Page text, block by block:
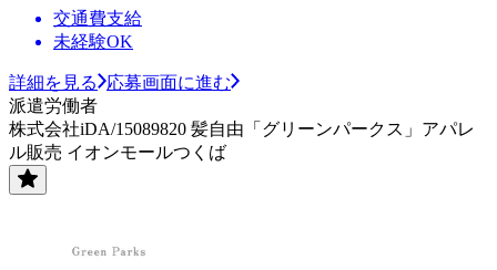
交通費支給
未経験OK
詳細を見る
応募画面に進む
派遣労働者
株式会社iDA/15089820 髪自由「グリーンパークス」アパレ
ル販売 イオンモールつくば